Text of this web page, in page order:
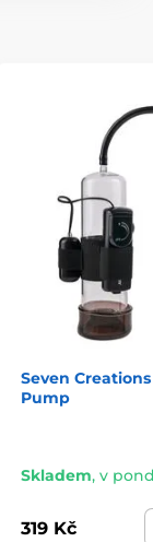
Seven
Pump
Skladem, v
319 Kč